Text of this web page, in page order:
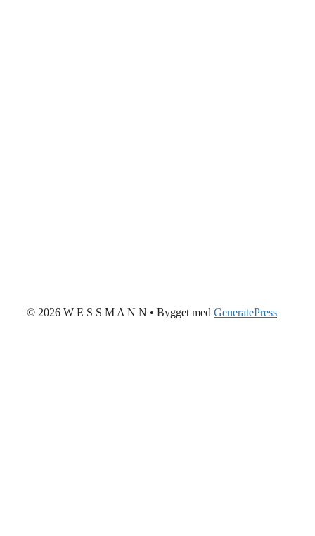
© 2026 W E S S M A N N • Bygget med GeneratePress